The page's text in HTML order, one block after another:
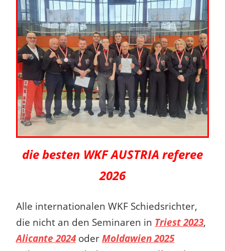
die besten WKF AUSTRIA referee
2026
Alle internationalen WKF Schiedsrichter,
die nicht an den Seminaren in Triest 2023,
Alicante 2024oder Moldawien 2025